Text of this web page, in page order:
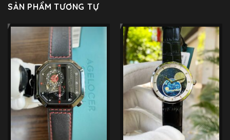
SẢN PHẨM TƯƠNG TỰ